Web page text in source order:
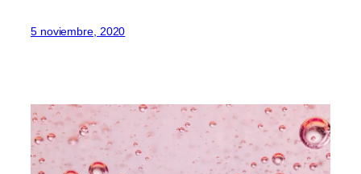
5 noviembre, 2020